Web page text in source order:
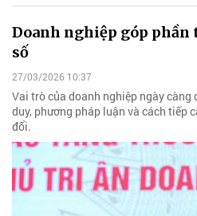
Doanh nghiệp góp
số
27/03/2026 10:37
Vai trò của doanh nghiệp ngày càng
duy, phương pháp luận và cách tiếp
đổi.